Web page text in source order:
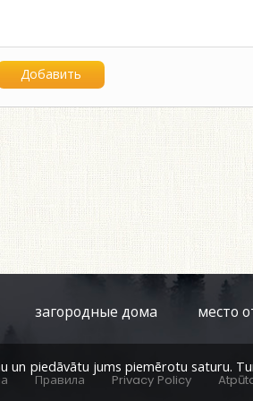
загородные дома место
Правила Privacy Policy
un piedāvātu jums piemērotu saturu.